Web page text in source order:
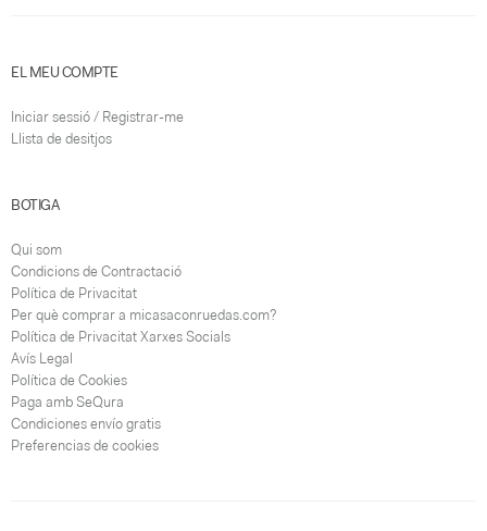
EL MEU COMPTE
Iniciar sessió / Registrar-me
Llista de desitjos
BOTIGA
Qui som
Condicions de Contractació
Política de Privacitat
Per què comprar a micasaconruedas.com?
Política de Privacitat Xarxes Socials
Avís Legal
Política de Cookies
Paga amb SeQura
Condiciones envío gratis
Preferencias de cookies